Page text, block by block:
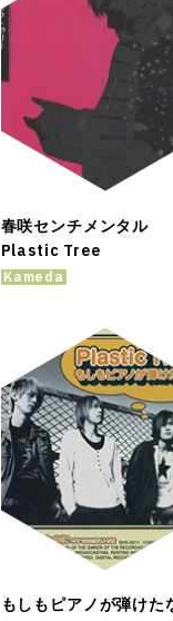
春咲センチメンタル
Plastic Tree
Kameda
もしもピアノが弾けた